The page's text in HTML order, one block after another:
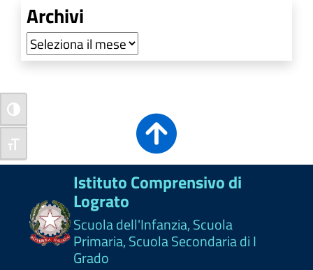
Attiva/disattiva alto contrasto
Attiva/disattiva dimensione testo
Archivi
Archivi
Istituto Comprensivo di
Lograto
Scuola dell'Infanzia, Scuola
Primaria, Scuola Secondaria di I
Grado